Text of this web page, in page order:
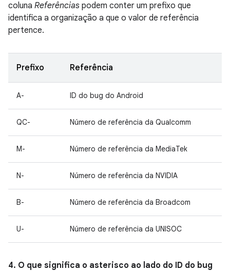
coluna Referências podem conter um prefixo que
identifica a organização a que o valor de referência
pertence.
Prefixo Referência
A- ID do bug do Android
QC- Número de referência da Qualcomm
M- Número de referência da MediaTek
N- Número de referência da NVIDIA
B- Número de referência da Broadcom
U- Número de referência da UNISOC
4. O que significa o asterisco ao lado do ID do bug